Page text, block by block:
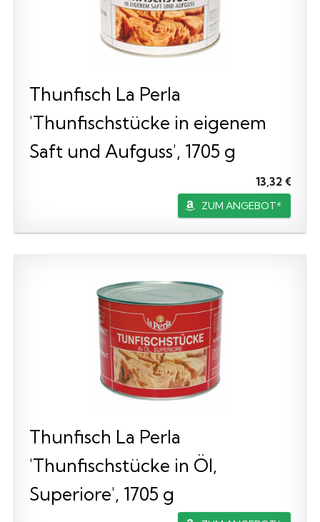
Thunfisch La Perla
'Thunfischstücke in eigenem
Saft und Aufguss', 1705 g
13,32 €
ZUM ANGEBOT*
Thunfisch La Perla
'Thunfischstücke in Öl,
Superiore', 1705 g